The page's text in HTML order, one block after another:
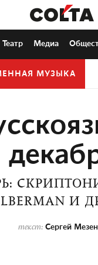
Театр Медиа
МУЗЫКА
И
текст: Сергей